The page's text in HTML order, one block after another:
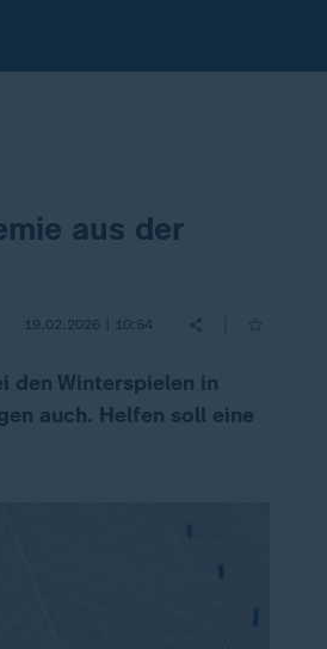
aus der
19.02.2026 | 10:54
den Winterspielen in
auch. Helfen soll eine